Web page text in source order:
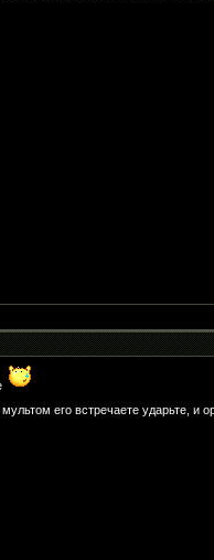
его встречаете ударьте, и